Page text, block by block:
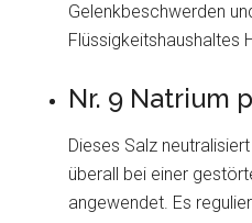
Gelenkbeschwerden
Flüssigkeitshaushaltes
Nr. 9 Natrium
Dieses Salz
überall bei einer
angewendet. Es